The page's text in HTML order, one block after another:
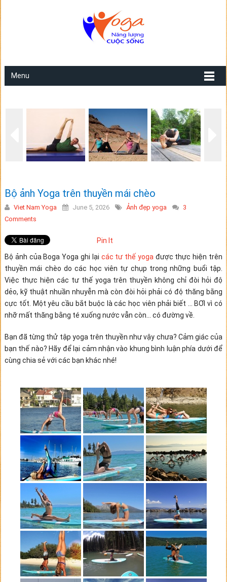
Menu
Bộ ảnh Yoga trên thuyền mái chèo
Viet Nam Yoga June 5, 2026 Ảnh đẹp yoga
3
Comments
Pin It
Bộ ảnh của Boga Yoga ghi lại các tư thế yoga được thực hiện trên
thuyền mái chèo do các học viên tự chụp trong những buổi tập.
Việc thực hiện các tư thế yoga trên thuyền không chỉ đòi hỏi độ
dẻo, kỹ thuật nhuần nhuyễn mà còn đòi hỏi phải có độ thăng bằng
cực tốt. Một yêu cầu bắt buộc là các học viên phải biết … BƠI vì có
nhỡ mất thăng bằng té xuống nước vẫn còn… có đường về.
Bạn đã từng thử tập yoga trên thuyền như vậy chưa? Cảm giác của
bạn thế nào? Hãy để lại cảm nhận vào khung bình luận phía dưới để
cùng chia sẻ với các bạn khác nhé!